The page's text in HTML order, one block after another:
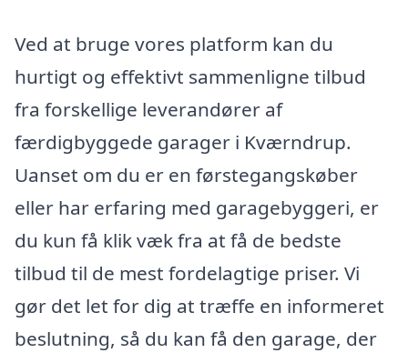
Ved at bruge vores platform kan du
hurtigt og effektivt sammenligne tilbud
fra forskellige leverandører af
færdigbyggede garager i Kværndrup.
Uanset om du er en førstegangskøber
eller har erfaring med garagebyggeri, er
du kun få klik væk fra at få de bedste
tilbud til de mest fordelagtige priser. Vi
gør det let for dig at træffe en informeret
beslutning, så du kan få den garage, der